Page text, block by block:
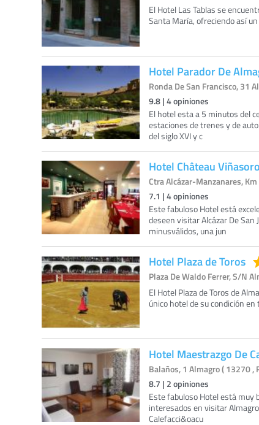
El Hotel Las Tablas se
Santa María, ofreciendo así
Hotel Parador De
Ronda De San Francisco, 31
9.8 | 4opiniones
El hotel esta a 5 minutos del
estaciones de trenes y de
del siglo XVI y c
Hotel Château Viñasoro
Ctra Alcázar-Manzanares,
7.1 | 4opiniones
Este fabuloso Hotel está
deseen visitar Alcázar De San
minusválidos, una jun
Hotel Plaza de Toros
Plaza De Waldo Ferrer, S/N
El Hotel Plaza de Toros de
único hotel de su condición
Hotel Maestrazgo De
Balaños, 1 Almagro ( 13270 ,
8.7 | 2 opiniones
Este fabuloso Hotel está muy
interesados en visitar
Calefacci&oacu